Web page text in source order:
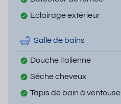
Eclairage extérieur
Salle de bains
Douche italienne
Sèche cheveux
Tapis de bain à ventouse